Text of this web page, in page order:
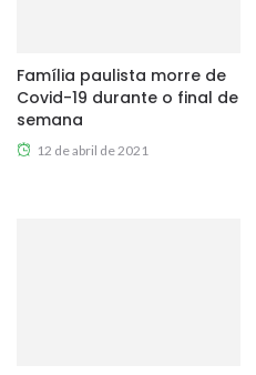
Família paulista morre de
Covid-19 durante o final de
semana
12 de abril de 2021